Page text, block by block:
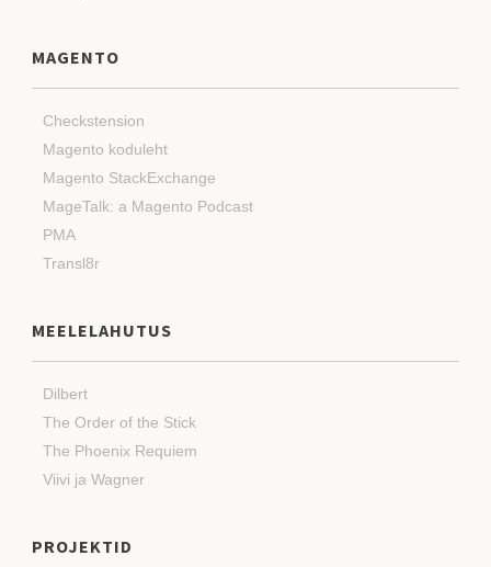
MAGENTO
Checkstension
Magento koduleht
Magento StackExchange
MageTalk: a Magento Podcast
PMA
Transl8r
MEELELAHUTUS
Dilbert
The Order of the Stick
The Phoenix Requiem
Viivi ja Wagner
PROJEKTID